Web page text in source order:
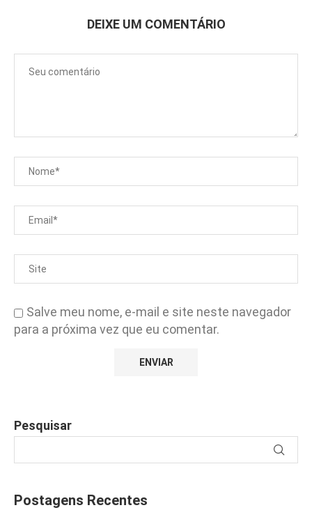
DEIXE UM COMENTÁRIO
Salve meu nome, e-mail e site neste navegador
para a próxima vez que eu comentar.
Pesquisar
Postagens Recentes